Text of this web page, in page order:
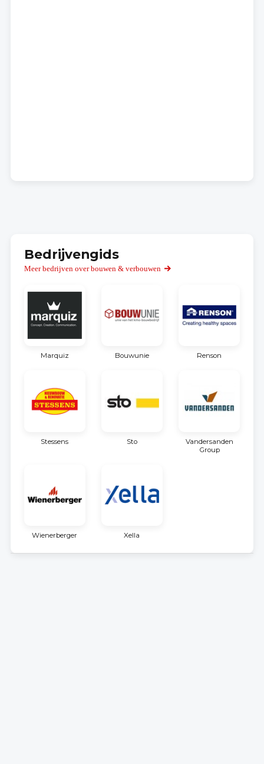
Bedrijvengids
Meer bedrijven over bouwen & verbouwen
Marquiz Bouwunie Renson
Stessens Sto
Vandersanden
Group
Wienerberger Xella